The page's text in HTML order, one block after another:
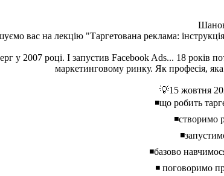
вас на лекцію "Таргетована реклама:
у 2007 році. І запустив Facebook Ads... 18 років
маркетинговому ринку. Як професія,
💡15 жовтня
◾️що робить
◾️створимо
◾️базово
◾️ поговоримо